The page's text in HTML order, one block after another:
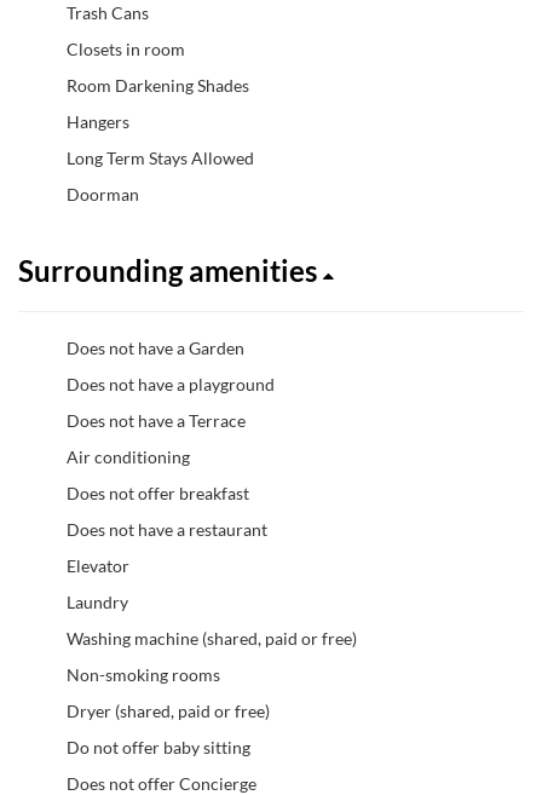
Trash Cans
Closets in room
Room Darkening Shades
Hangers
Long Term Stays Allowed
Doorman
Surrounding amenities
Does not have a Garden
Does not have a playground
Does not have a Terrace
Air conditioning
Does not offer breakfast
Does not have a restaurant
Elevator
Laundry
Washing machine (shared, paid or free)
Non-smoking rooms
Dryer (shared, paid or free)
Do not offer baby sitting
Does not offer Concierge